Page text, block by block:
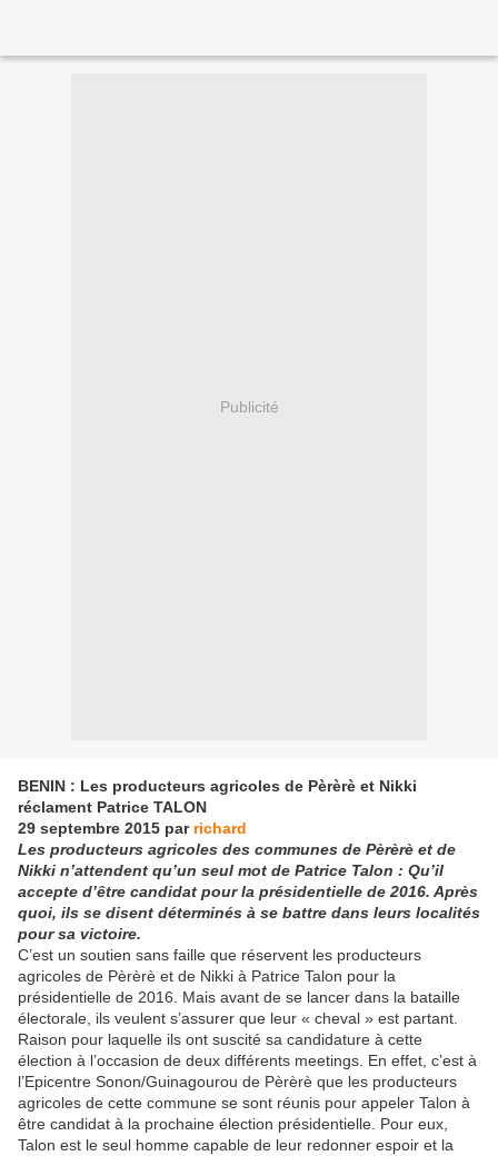
Publicité
BENIN : Les producteurs agricoles de Pèrèrè et Nikki
réclament Patrice TALON
29 septembre 2015 par richard
Les producteurs agricoles des communes de Pèrèrè et de
Nikki n’attendent qu’un seul mot de Patrice Talon : Qu’il
accepte d’être candidat pour la présidentielle de 2016. Après
quoi, ils se disent déterminés à se battre dans leurs localités
pour sa victoire.
C’est un soutien sans faille que réservent les producteurs
agricoles de Pèrèrè et de Nikki à Patrice Talon pour la
présidentielle de 2016. Mais avant de se lancer dans la bataille
électorale, ils veulent s’assurer que leur « cheval » est partant.
Raison pour laquelle ils ont suscité sa candidature à cette
élection à l’occasion de deux différents meetings. En effet, c’est à
l’Epicentre Sonon/Guinagourou de Pèrèrè que les producteurs
agricoles de cette commune se sont réunis pour appeler Talon à
être candidat à la prochaine élection présidentielle. Pour eux,
Talon est le seul homme capable de leur redonner espoir et la